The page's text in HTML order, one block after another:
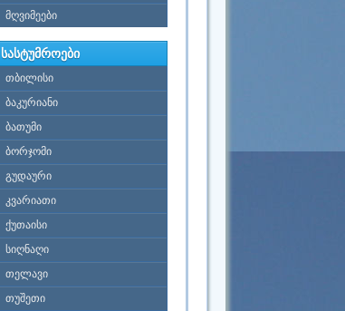
მღვიმეები
სასტუმროები
თბილისი
ბაკურიანი
ბათუმი
ბორჯომი
გუდაური
კვარიათი
ქუთაისი
სიღნაღი
თელავი
თუშეთი